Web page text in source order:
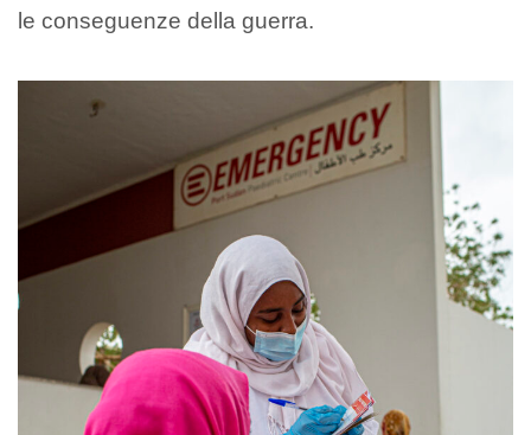
le conseguenze della guerra.